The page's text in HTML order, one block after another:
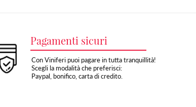
Pagamenti sicuri
Con Viniferi puoi pagare in tutta tranquillità!
Scegli la modalità che preferisci:
Paypal, bonifico, carta di credito.